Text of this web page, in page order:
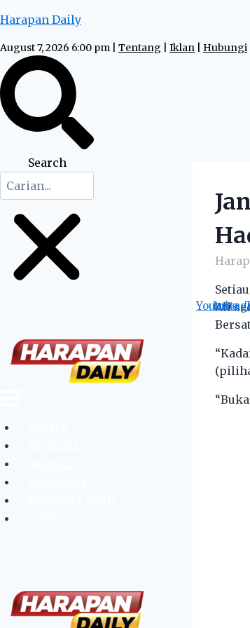
to
content
Harapan Daily
August 7, 2026 6:00 pm | Tentang Iklan Hubungi
Search
Youtube
Ali